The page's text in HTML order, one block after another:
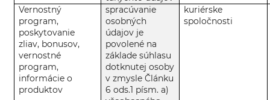
Vernostný
program,
poskytovanie
zliav, bonusov,
vernostné
program,
informácie o
produktov
spracúvanie
osobných
údajov je
povolené na
základe súhlasu
dotknutej osoby
v zmysle Článku
6 ods.1 písm. a)
kuriérske
spoločnosti